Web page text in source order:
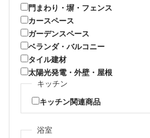
門まわり・塀・フェンス
カースペース
ガーデンスペース
ベランダ・バルコニー
タイル建材
太陽光発電・外壁・屋根
キッチン
キッチン関連商品
浴室